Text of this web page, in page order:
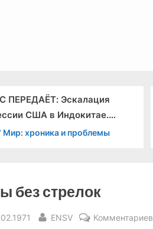
ПЕРЕДАЁТ: Эскалация
США в Индокитае.
Лаос.
хроника и проблемы
без стрелок
By
ENSV Комментариев